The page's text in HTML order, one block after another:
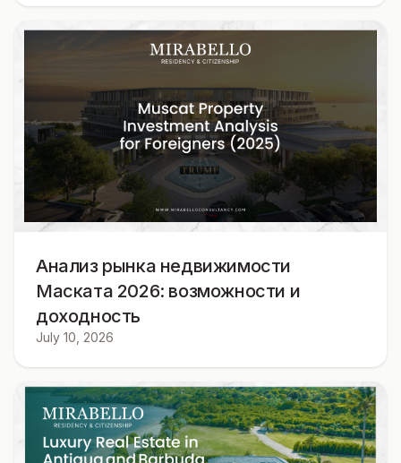
Анализ рынка недвижимости
Маската 2026: возможности и
доходность
July 10, 2026